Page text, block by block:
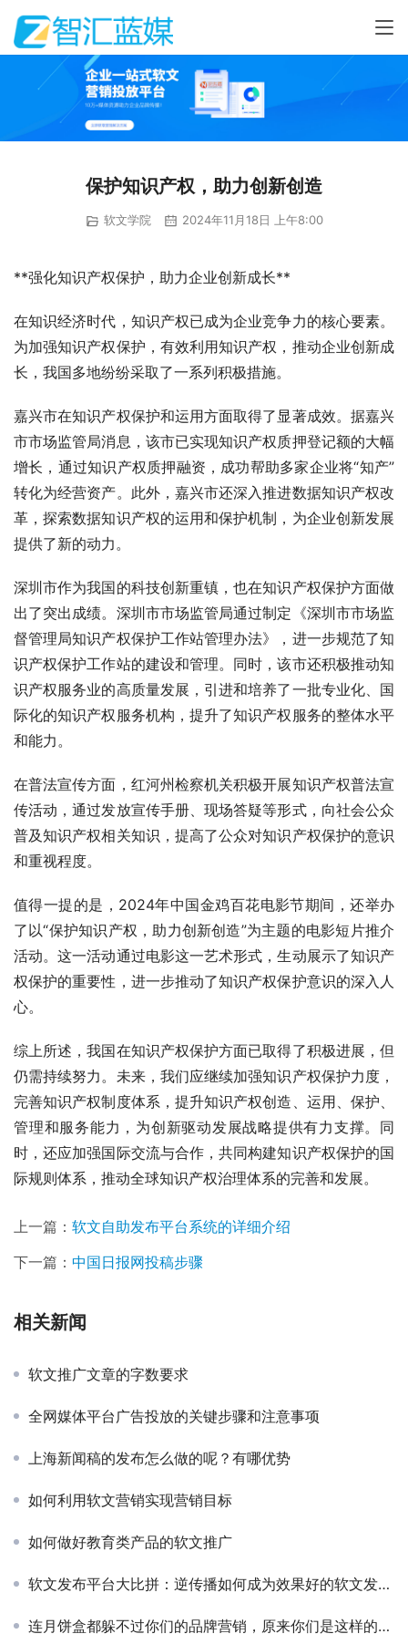
保护知识产权，助力创新创造
软文学院 2024年11月18日 上午8:00
**强化知识产权保护，助力企业创新成长**
在知识经济时代，知识产权已成为企业竞争力的核心要素。
为加强知识产权保护，有效利用知识产权，推动企业创新成
长，我国多地纷纷采取了一系列积极措施。
嘉兴市在知识产权保护和运用方面取得了显著成效。据嘉兴
市市场监管局消息，该市已实现知识产权质押登记额的大幅
增长，通过知识产权质押融资，成功帮助多家企业将“知产”
转化为经营资产。此外，嘉兴市还深入推进数据知识产权改
革，探索数据知识产权的运用和保护机制，为企业创新发展
提供了新的动力。
深圳市作为我国的科技创新重镇，也在知识产权保护方面做
出了突出成绩。深圳市市场监管局通过制定《深圳市市场监
督管理局知识产权保护工作站管理办法》，进一步规范了知
识产权保护工作站的建设和管理。同时，该市还积极推动知
识产权服务业的高质量发展，引进和培养了一批专业化、国
际化的知识产权服务机构，提升了知识产权服务的整体水平
和能力。
在普法宣传方面，红河州检察机关积极开展知识产权普法宣
传活动，通过发放宣传手册、现场答疑等形式，向社会公众
普及知识产权相关知识，提高了公众对知识产权保护的意识
和重视程度。
值得一提的是，2024年中国金鸡百花电影节期间，还举办
了以“保护知识产权，助力创新创造”为主题的电影短片推介
活动。这一活动通过电影这一艺术形式，生动展示了知识产
权保护的重要性，进一步推动了知识产权保护意识的深入人
心。
综上所述，我国在知识产权保护方面已取得了积极进展，但
仍需持续努力。未来，我们应继续加强知识产权保护力度，
完善知识产权制度体系，提升知识产权创造、运用、保护、
管理和服务能力，为创新驱动发展战略提供有力支撑。同
时，还应加强国际交流与合作，共同构建知识产权保护的国
际规则体系，推动全球知识产权治理体系的完善和发展。
上一篇： 软文自助发布平台系统的详细介绍
下一篇： 中国日报网投稿步骤
相关新闻
软文推广文章的字数要求
全网媒体平台广告投放的关键步骤和注意事项
上海新闻稿的发布怎么做的呢？有哪优势
如何利用软文营销实现营销目标
如何做好教育类产品的软文推广
软文发布平台大比拼：逆传播如何成为效果好的软文发布平台首选？
连月饼盒都躲不过你们的品牌营销，原来你们是这样的大佬！